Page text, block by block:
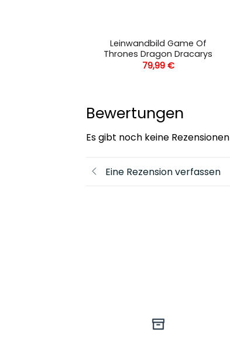
Leinwandbild Game Of
Thrones Dragon Dracarys
79,99 €
Bewertungen
Es gibt noch keine Rezensionen
Eine Rezension verfassen